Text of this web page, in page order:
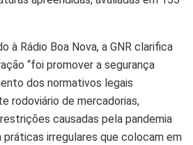
à Rádio Boa Nova, a GNR clarifica
“foi promover a segurança
dos normativos legais
rodoviário de mercadorias,
causadas pela pandemia
práticas irregulares que colocam em